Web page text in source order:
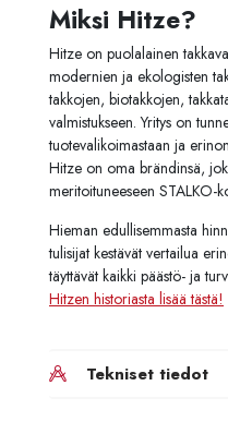
Miksi Hitze?
Hitze on puolalainen
modernien ja ekologisten
takkojen, biotakkojen,
valmistukseen. Yritys on
tuotevalikoimastaan ja
Hitze on oma brändinsä,
meritoituneeseen STALKO-
Hieman edullisemmasta
tulisijat kestävät vertailua
täyttävät kaikki päästö- ja
Hitzen historiasta lisää tästä!
Tekniset tiedot